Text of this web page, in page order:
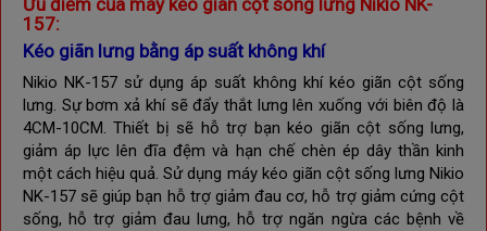
Ưu điểm của máy kéo giãn cột sống lưng Nikio NK-
157:
Kéo giãn lưng bằng áp suất không khí
Nikio NK-157 sử dụng áp suất không khí kéo giãn cột sống
lưng. Sự bơm xả khí sẽ đẩy thắt lưng lên xuống với biên độ là
4CM-10CM. Thiết bị sẽ hỗ trợ bạn kéo giãn cột sống lưng,
giảm áp lực lên đĩa đệm và hạn chế chèn ép dây thần kinh
một cách hiệu quả. Sử dụng máy kéo giãn cột sống lưng Nikio
NK-157 sẽ giúp bạn hỗ trợ giảm đau cơ, hỗ trợ giảm cứng cột
sống, hỗ trợ giảm đau lưng, hỗ trợ ngăn ngừa các bệnh về